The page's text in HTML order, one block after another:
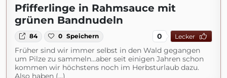
Pfifferlinge in Rahmsauce mit
grünen Bandnudeln
84 0 Speichern 0 Lecker
Früher sind wir immer selbst in den Wald gegangen
um Pilze zu sammeln…aber seit einigen Jahren schon
kommen wir höchstens noch im Herbsturlaub dazu.
Also haben (...)